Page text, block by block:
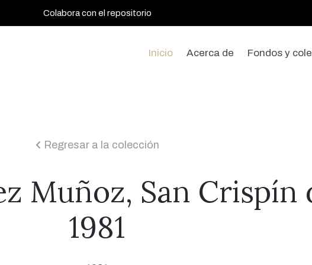
Colabora con el repositorio
Inicio Acerca de Fondos y
icon
Regresar a la colección
Muñoz, San Crispín
1981